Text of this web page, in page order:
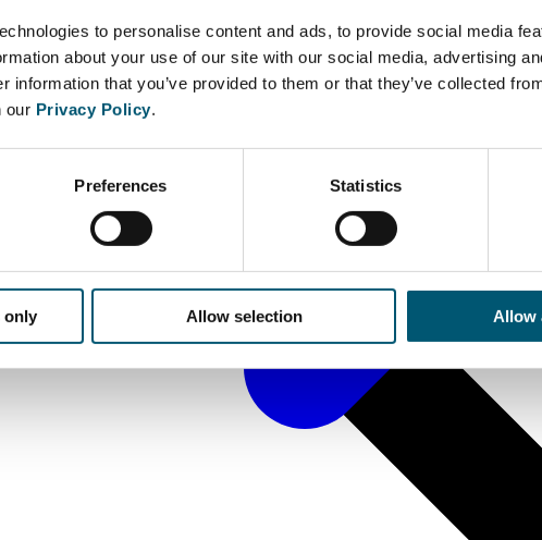
to personalise content and ads, to provide social media
about your use of our site with our social media, advertising
information that you’ve provided to them or that they’ve collected
our Privacy Policy.
Preferences Statistics
only Allow selection Allow